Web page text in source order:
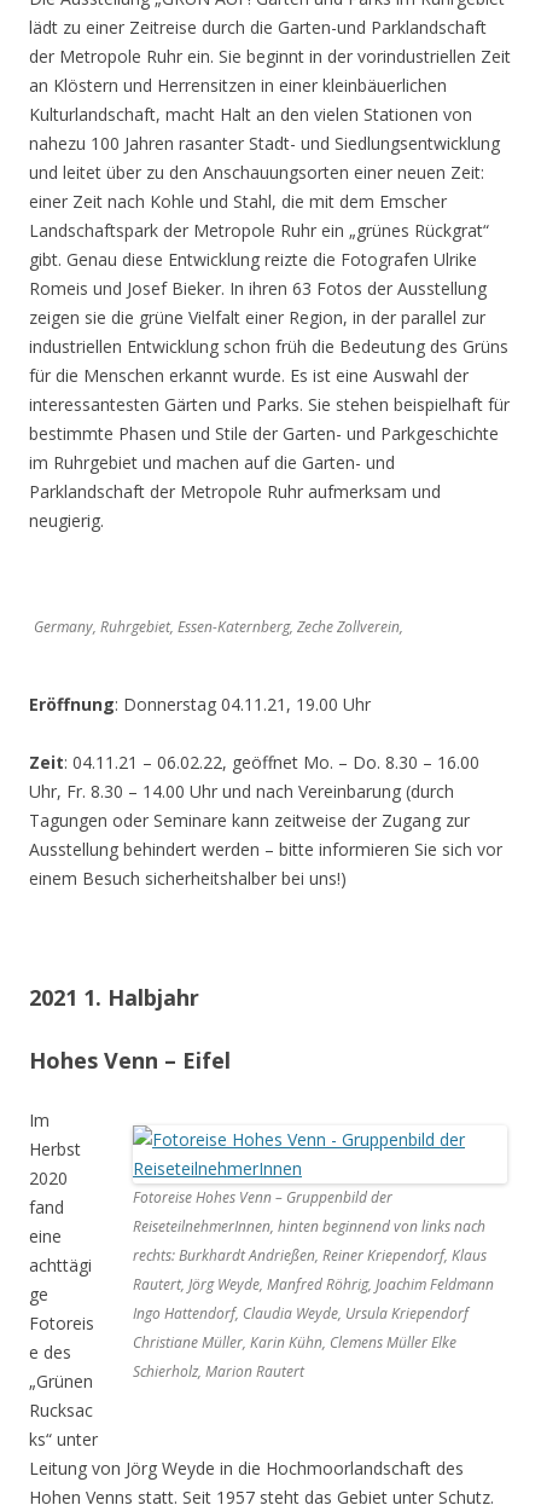
lädt zu einer Zeitreise durch die Garten-und Parklandschaft
der Metropole Ruhr ein. Sie beginnt in der vorindustriellen Zeit
an Klöstern und Herrensitzen in einer kleinbäuerlichen
Kulturlandschaft, macht Halt an den vielen Stationen von
nahezu 100 Jahren rasanter Stadt- und Siedlungsentwicklung
und leitet über zu den Anschauungsorten einer neuen Zeit:
einer Zeit nach Kohle und Stahl, die mit dem Emscher
Landschaftspark der Metropole Ruhr ein „grünes Rückgrat“
gibt. Genau diese Entwicklung reizte die Fotografen Ulrike
Romeis und Josef Bieker. In ihren 63 Fotos der Ausstellung
zeigen sie die grüne Vielfalt einer Region, in der parallel zur
industriellen Entwicklung schon früh die Bedeutung des Grüns
für die Menschen erkannt wurde. Es ist eine Auswahl der
interessantesten Gärten und Parks. Sie stehen beispielhaft für
bestimmte Phasen und Stile der Garten- und Parkgeschichte
im Ruhrgebiet und machen auf die Garten- und
Parklandschaft der Metropole Ruhr aufmerksam und
neugierig.
Germany, Ruhrgebiet, Essen-Katernberg, Zeche Zollverein,
Eröffnung: Donnerstag 04.11.21, 19.00 Uhr
Zeit: 04.11.21 – 06.02.22, geöffnet Mo. – Do. 8.30 – 16.00
Uhr, Fr. 8.30 – 14.00 Uhr und nach Vereinbarung (durch
Tagungen oder Seminare kann zeitweise der Zugang zur
Ausstellung behindert werden – bitte informieren Sie sich vor
einem Besuch sicherheitshalber bei uns!)
2021 1. Halbjahr
Hohes Venn – Eifel
Fotoreise Hohes Venn – Gruppenbild der
ReiseteilnehmerInnen, hinten beginnend von links nach
rechts: Burkhardt Andrießen, Reiner Kriependorf, Klaus
Rautert, Jörg Weyde, Manfred Röhrig, Joachim Feldmann
Ingo Hattendorf, Claudia Weyde, Ursula Kriependorf
Christiane Müller, Karin Kühn, Clemens Müller Elke
Schierholz, Marion Rautert
Im
Herbst
2020
fand
eine
achttägi
ge
Fotoreis
e des
„Grünen
Rucksac
ks“ unter
Leitung von Jörg Weyde in die Hochmoorlandschaft des
Hohen Venns statt. Seit 1957 steht das Gebiet unter Schutz.